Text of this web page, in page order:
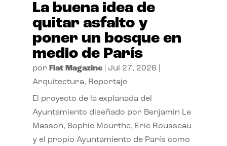
La buena idea de
quitar asfalto y
poner un bosque en
medio de París
por Flat Magazine| Jul 27, 2026
Arquitectura, Reportaje
El proyecto de la explanada del
Ayuntamiento diseñado por Benjamin Le
Masson, Sophie Mourthe, Eric Rousseau
y el propio Ayuntamiento de París como